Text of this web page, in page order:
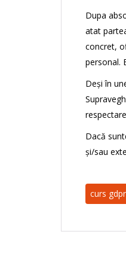
Dupa
atat
concret,
personal.
Deși în
Dacă
și/sau
curs gdpr